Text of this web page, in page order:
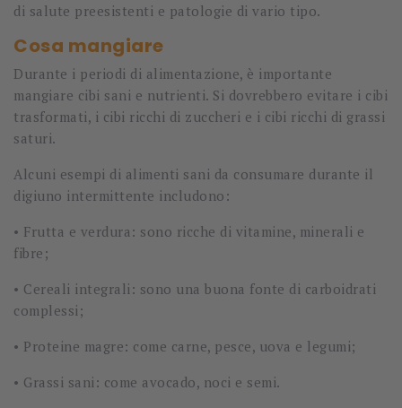
di salute preesistenti e patologie di vario tipo.
Cosa mangiare
Durante i periodi di alimentazione, è importante
mangiare cibi sani e nutrienti. Si dovrebbero evitare i cibi
trasformati, i cibi ricchi di zuccheri e i cibi ricchi di grassi
saturi.
Alcuni esempi di alimenti sani da consumare durante il
digiuno intermittente includono:
• Frutta e verdura: sono ricche di vitamine, minerali e
fibre;
• Cereali integrali: sono una buona fonte di carboidrati
complessi;
• Proteine magre: come carne, pesce, uova e legumi;
• Grassi sani: come avocado, noci e semi.